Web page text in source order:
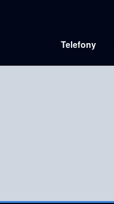
Telefony